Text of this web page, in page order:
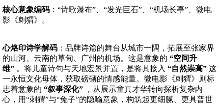
核心意象编码 ：“诗歌瀑布”、“发光巨石”、“机场长亭”、微电
影《刺猬》。
心烙印诗学解码 ：品牌诗篇的舞台从城市一隅，拓展至张家界
的山河、云南的草甸、广州的机场。这是意象的 “空间升
维” 。将儿童诗句与天地宏景并置，是将其接入 “自然崇高” 这
一永恒文化母体，获取磅礴的情感能量。微电影《刺猬》则标
志着意象的 “叙事深化” ，从展示童真才华转向探析复杂内
心，用“刺猬”与“兔子”的隐喻意象，构筑起更细腻、更具普世